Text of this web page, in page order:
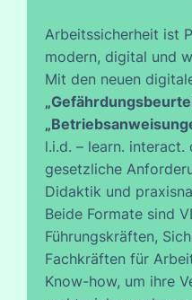
Arbeitssicherheit ist
modern, digital und
Mit den neuen
l.i.d. – learn.
gesetzliche
Didaktik und
Beide Formate sind
Führungskräften,
Fachkräften für
Know-how, um ihre